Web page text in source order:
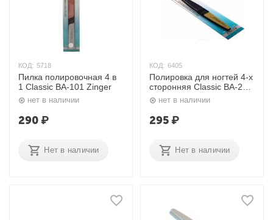
КОД: 5718
Пилка полировочная 4 в
1 Classic ВА-101 Zinger
нет в наличии
290₽
Нет в наличии
КОД: 6405
Полировка для ногтей 4-х
сторонняя Classic ВА-204
Zinger
нет в наличии
295₽
Нет в наличии